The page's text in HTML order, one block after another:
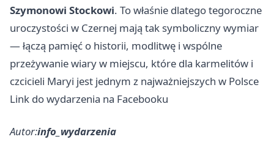
Szymonowi Stockowi. To właśnie dlatego tegoroczne
uroczystości w Czernej mają tak symboliczny wymiar
— łączą pamięć o historii, modlitwę i wspólne
przeżywanie wiary w miejscu, które dla karmelitów i
czcicieli Maryi jest jednym z najważniejszych w Polsce
Link do wydarzenia na Facebooku
Autor:info_wydarzenia